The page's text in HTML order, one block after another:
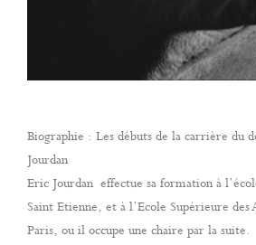
Biographie : Les débuts de la carrière du
Jourdan
Eric Jourdan effectue sa formation à
Saint Etienne, et à l’Ecole Supérieure
Paris, ou il occupe une chaire par la suite.